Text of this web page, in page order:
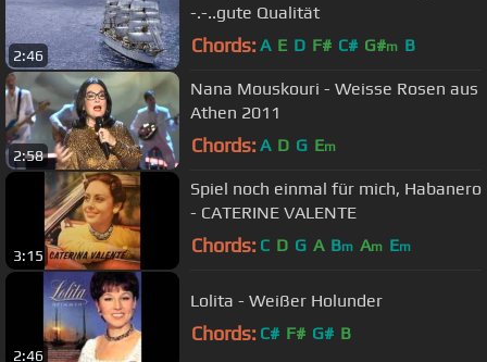
2:46
-.-..gute Qualität
Chords: A E D F# C# G#m B
2:58
Nana Mouskouri - Weisse Rosen aus
Athen 2011
Chords: A D G Em
3:15
Spiel noch einmal für mich, Habanero
- CATERINE VALENTE
Chords: C D G A Bm Am Em
2:46
Lolita - Weißer Holunder
Chords: C# F# G# B